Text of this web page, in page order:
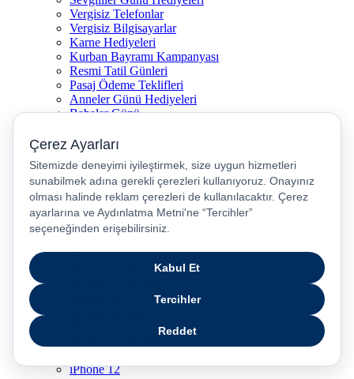
Vergisiz Telefonlar
Vergisiz Bilgisayarlar
Karne Hediyeleri
Kurban Bayramı Kampanyası
Resmi Tatil Günleri
Pasaj Ödeme Teklifleri
Anneler Günü Hediyeleri
Babalar Günü
Popüler Ürünler
iPhone 17
iPhone 16
iPhone Air
iPhone 16 Pro Max
iPhone 17 Pro Max
iPhone 16E
iPhone 15 Plus
iPhone 12